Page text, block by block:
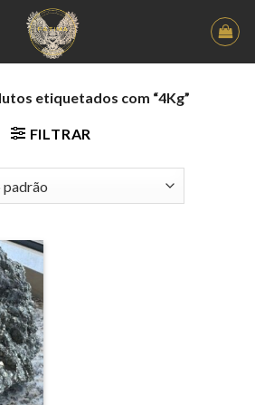
etiquetados com “4Kg”
FILTRAR